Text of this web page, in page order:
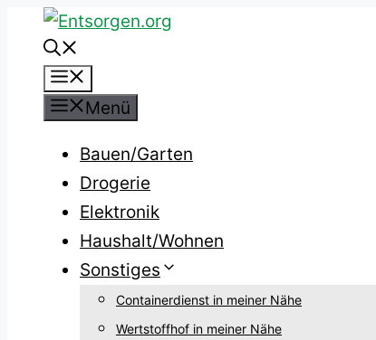
Inhalt
springen
Menü
Bauen/Garten
Drogerie
Elektronik
Haushalt/Wohnen
Sonstiges
Containerdienst in meiner Nähe
Wertstoffhof in meiner Nähe